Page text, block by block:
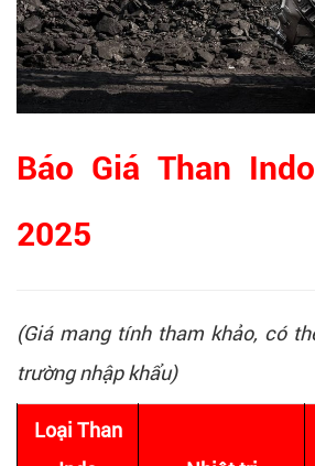
Báo Giá Than
2025
(Giá mang tính tham khảo, có
trường nhập khẩu)
Loại Than